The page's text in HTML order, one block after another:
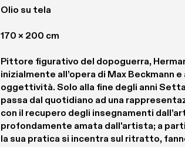
Olio su tela
170 × 200 cm
Pittore figurativo del dopoguerra,
inizialmente all’opera di Max Beckmann e
oggettività. Solo alla fine degli anni
passa dal quotidiano ad una
con il recupero degli insegnamenti
profondamente amata dall'artista; a
la sua pratica si incentra sul ritratto,